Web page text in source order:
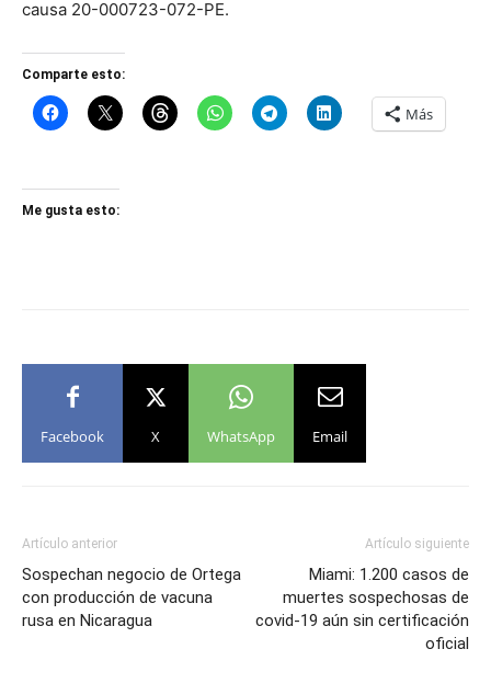
causa 20-000723-072-PE.
Comparte esto:
Más
Me gusta esto:
Facebook X WhatsApp Email
Artículo anterior
Sospechan negocio de Ortega
con producción de vacuna
rusa en Nicaragua
Artículo siguiente
Miami: 1.200 casos de
muertes sospechosas de
covid-19 aún sin certificación
oficial